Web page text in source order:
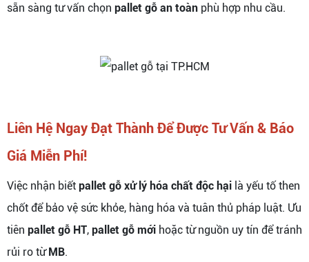
sẵn sàng tư vấn chọn pallet gỗ an toàn phù hợp nhu cầu.
Liên Hệ Ngay Đạt Thành Để Được Tư Vấn & Báo
Giá Miễn Phí!
Việc nhận biết pallet gỗ xử lý hóa chất độc hại là yếu tố then
chốt để bảo vệ sức khỏe, hàng hóa và tuân thủ pháp luật. Ưu
tiên pallet gỗ HT, pallet gỗ mới hoặc từ nguồn uy tín để tránh
rủi ro từMB.